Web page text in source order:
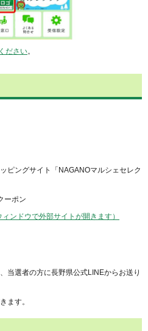
ださい。
ピングサイト「NAGANOマルシェセレク
ーポン
ンドウで外部サイトが開きます）
選者の方に長野県公式LINEからお送り
ます。